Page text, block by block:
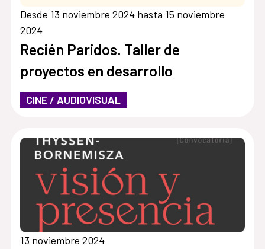
Desde 13 noviembre 2024 hasta 15 noviembre
2024
Recién Paridos. Taller de
proyectos en desarrollo
CINE / AUDIOVISUAL
13 noviembre 2024